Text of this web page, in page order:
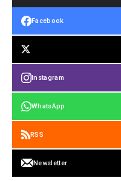
Facebook
Instagram
WhatsApp
RSS
Newsletter